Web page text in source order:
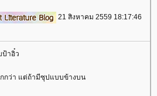
21 สิงหาคม 2559 18:17:46
ป้าอิ๋ว
กว่า แต่ถ้ามีซุปแบบข้างบน